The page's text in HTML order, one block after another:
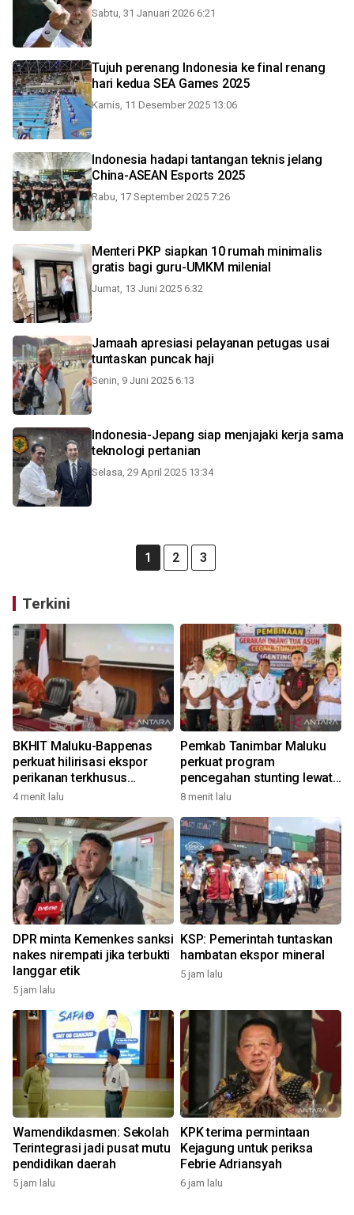
Sabtu, 31 Januari 2026 6:21
Tujuh perenang Indonesia ke final renang
hari kedua SEA Games 2025
Kamis, 11 Desember 2025 13:06
Indonesia hadapi tantangan teknis jelang
China-ASEAN Esports 2025
Rabu, 17 September 2025 7:26
Menteri PKP siapkan 10 rumah minimalis
gratis bagi guru-UMKM milenial
Jumat, 13 Juni 2025 6:32
Jamaah apresiasi pelayanan petugas usai
tuntaskan puncak haji
Senin, 9 Juni 2025 6:13
Indonesia-Jepang siap menjajaki kerja sama
teknologi pertanian
Selasa, 29 April 2025 13:34
1 2 3
Terkini
BKHIT Maluku-Bappenas
perkuat hilirisasi ekspor
perikanan terkhusus
komoditas TCT
4 menit lalu
Pemkab Tanimbar Maluku
perkuat program
pencegahan stunting lewat
Genting 2026
8 menit lalu
DPR minta Kemenkes sanksi
nakes nirempati jika terbukti
langgar etik
5 jam lalu
KSP: Pemerintah tuntaskan
hambatan ekspor mineral
5 jam lalu
Wamendikdasmen: Sekolah
Terintegrasi jadi pusat mutu
pendidikan daerah
5 jam lalu
KPK terima permintaan
Kejagung untuk periksa
Febrie Adriansyah
6 jam lalu